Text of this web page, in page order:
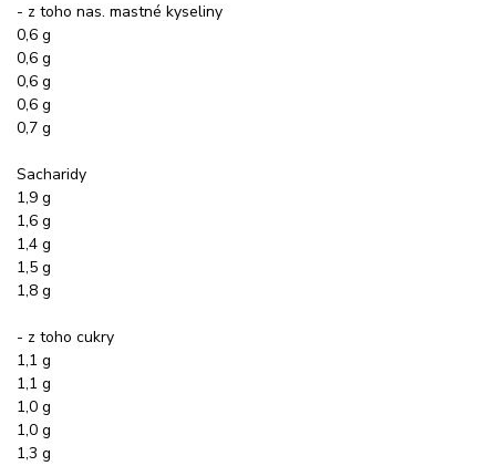
- z toho nas. mastné kyseliny
0,6 g
0,6 g
0,6 g
0,6 g
0,7 g
Sacharidy
1,9 g
1,6 g
1,4 g
1,5 g
1,8 g
- z toho cukry
1,1 g
1,1 g
1,0 g
1,0 g
1,3 g